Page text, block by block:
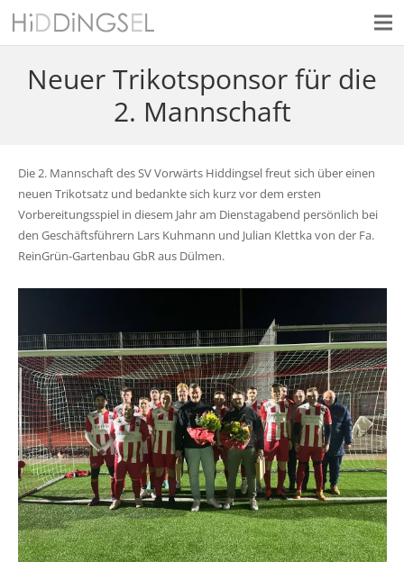
Neuer Trikotsponsor für die
2. Mannschaft
Die 2. Mannschaft des SV Vorwärts Hiddingsel freut sich über einen
neuen Trikotsatz und bedankte sich kurz vor dem ersten
Vorbereitungsspiel in diesem Jahr am Dienstagabend persönlich bei
den Geschäftsführern Lars Kuhmann und Julian Klettka von der Fa.
ReinGrün-Gartenbau GbR aus Dülmen.